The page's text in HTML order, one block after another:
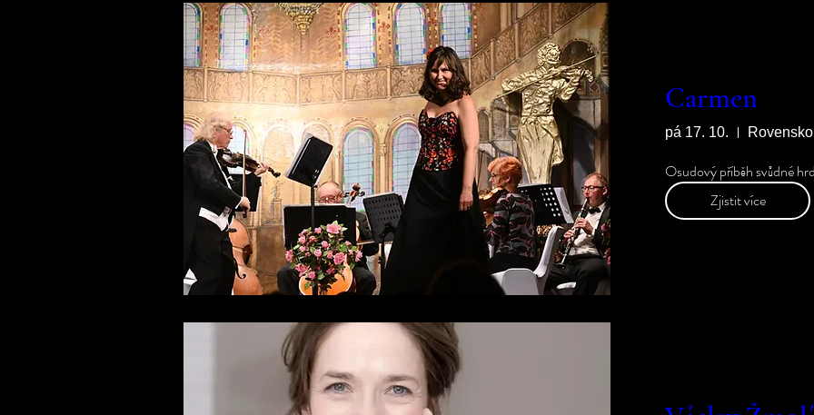
Carmen
pá 17. 10.
Zjistit více